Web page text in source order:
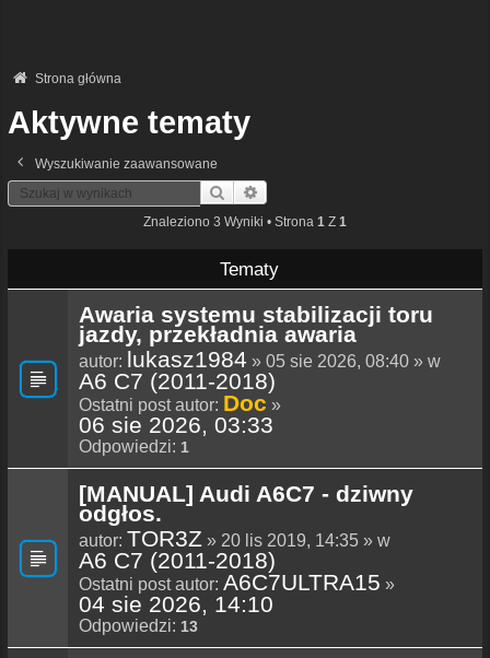
Strona główna
Aktywne tematy
Wyszukiwanie zaawansowane
Szukaj
Znaleziono 3 Wyniki • Strona 1 Z 1
Tematy
Awaria systemu stabilizacji toru
jazdy, przekładnia awaria
autor: lukasz1984 » 05 sie 2026, 08:40 » w
A6 C7 (2011-2018)
Ostatni post autor: Doc »
06 sie 2026, 03:33
Odpowiedzi: 1
[MANUAL] Audi A6C7 - dziwny
odgłos.
autor: TOR3Z » 20 lis 2019, 14:35 » w
A6 C7 (2011-2018)
Ostatni post autor: A6C7ULTRA15 »
04 sie 2026, 14:10
Odpowiedzi: 13